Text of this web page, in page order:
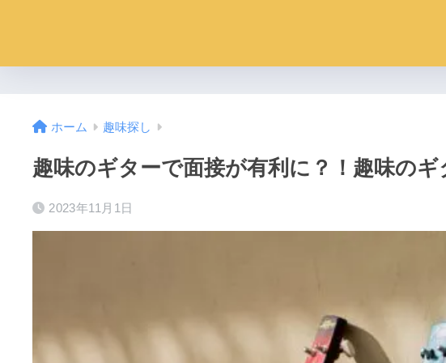
ホーム 趣味探し
趣味のギターで面接が有利に？！趣味の
2023年11月1日